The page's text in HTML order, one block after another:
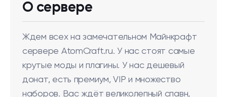
О сервере
Ждем всех на замечательном Майнкрафт
сервере AtomCraft.ru. У нас стоят самые
крутые моды и плагины. У нас дешевый
донат, есть премиум, VIP и множество
наборов. Вас ждёт великолепный спавн,